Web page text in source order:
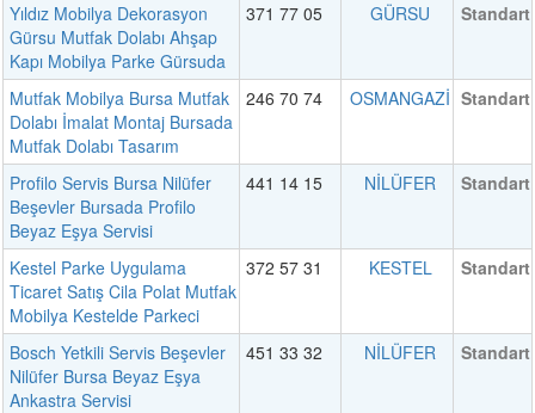
Yıldız Mobilya Dekorasyon
Gürsu Mutfak Dolabı Ahşap
Kapı Mobilya Parke Gürsuda
371 77 05 GÜRSU Standart
Mutfak Mobilya Bursa Mutfak
Dolabı İmalat Montaj Bursada
Mutfak Dolabı Tasarım
246 70 74 OSMANGAZİ Standart
Profilo Servis Bursa Nilüfer
Beşevler Bursada Profilo
Beyaz Eşya Servisi
441 14 15 NİLÜFER Standart
Kestel Parke Uygulama
Ticaret Satış Cila Polat Mutfak
Mobilya Kestelde Parkeci
372 57 31 KESTEL Standart
Bosch Yetkili Servis Beşevler
Nilüfer Bursa Beyaz Eşya
Ankastra Servisi
451 33 32 NİLÜFER Standart